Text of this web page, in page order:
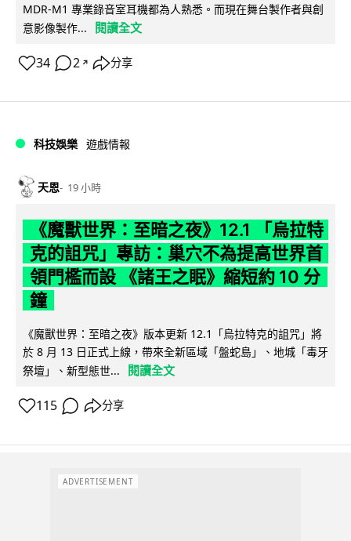
MDR-M1 專業錄音室耳機都為人熟悉。而現在舞台製作者與創
意影像製作...
閱讀全文
34 2 ↗ 分享
科技娛樂 遊戲情報
天恩 19 小時
《魔獸世界：至暗之夜》12.1 「烏拉特
克的詛咒」專訪：巢穴不為提高世界首
領門檻而設 《諸王之眠》縮短約 10 分
鐘
《魔獸世界：至暗之夜》版本更新 12.1「烏拉特克的詛咒」將
於 8 月 13 日正式上線，帶來全新區域「盤蛇島」、地城「毒牙
祭壇」、新型態世...
閱讀全文
115 分享
ADVERTISEMENT